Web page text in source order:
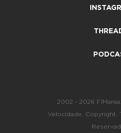
2002 - 2026
Velocidade. Copyright.